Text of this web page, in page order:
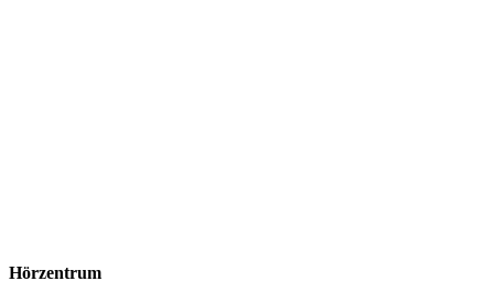
Hörzentrum